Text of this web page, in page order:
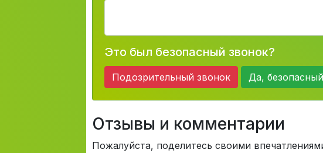
Это был безопасный звонок?
Подозрительный звонок Да, безопасный
Отзывы и комментарии
Пожалуйста, поделитесь своими